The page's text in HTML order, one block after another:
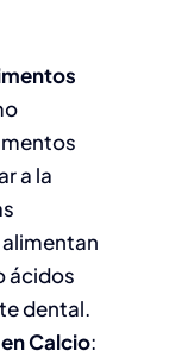
a la
ácidos
dental.
Calcio: